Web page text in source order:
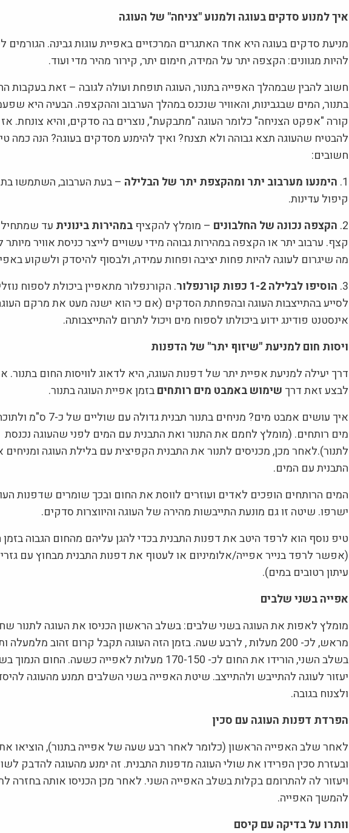
איך למנוע סדקים בעוגה ולמנוע "צניחה" של העוגה
מניעת סדקים בעוגה היא אחד האתגרים המרכזיים באפיית עוגות גבינה. הגורמים
להיות מגוונים: הקצפה יתר על המידה, חימום יתר, קירור מהיר מדי ועוד.
חשוב להבין שבמהלך האפייה בתנור, העוגה תופחת ועולה לגובה – זאת בעקבות
בתנור, המים שבגבינות, והאוויר שנכנס במהלך הערבוב וההקצפה. הבעיה היא
קורה "אפקט הצניחה" כלומר העוגה "מתבקעת", נוצרים בה סדקים, והיא צונחת.
להבטיח שהעוגה תצא גבוהה ולא תצנח? ואיך להימנע מסדקים בעוגה? הנה כמה
חשובים:
1. הימנעו מערבוב יתר ומהקצפת יתר של הבלילה – בעת הערבוב, השתמשו
קיפול עדינות.
2. הקצפה נכונה של החלבונים – מומלץ להקציףבמהירות בינונית עד שמתחיל
קצף. ערבוב יתר או הקצפה במהירות גבוהה מידי עשויים לייצר כניסת אוויר מיותר
מה שיגרום לעוגה להיות פחות יציבה ופחות עמידה, ולבסוף להיסדק ולשקוע
3. הוסיפו לבלילה 1-2 כפות קורנפלור
. הקורנפלור מתאפיין ביכולת לספוח
לסייע בהתייצבות העוגה ובהפחתת הסדקים (אם כי הוא ישנה מעט את מרקם
אינסטנט פודינג ידוע ביכולתו לספוח מים ויכול לתרום להתייצבותה.
ויסות חום למניעת "שיזוף יתר" של הדפנות
דרך יעילה למניעת אפיית יתר של דפנות העוגה, היא לדאוג לוויסות החום
לבצע זאת דרךשימוש באמבט מים רותחיםבזמן אפיית העוגה בתנור.
איך עושים אמבט מים? מניחים בתנור תבנית
מים רותחים. (מומלץ לחמם את התנור ואת התבנית עם המים לפני שהעוגה נכנסת
לתנור).לאחר מכן, מכניסים לתנור את התבנית הקפיצית עם בלילת העוגה
התבנית עם המים.
המים הרותחים הופכים לאדים ועוזרים לווסת את החום ובכך שומרים שדפנות
ישרפו. שיטה זו גם מונעת התייבשות מהירה של העוגה והיווצרות סדקים.
טיפ נוסף הוא לרפד היטב את דפנות התבנית בכדי להגן עליהם מהחום הגבוה בזמן
(אפשר לרפד בנייר אפייה/אלומיניום או לעטוף את דפנות התבנית מבחוץ עם גזרי
עיתון רטובים במים).
אפייה בשני שלבים
מומלץ לאפות את העוגה בשני שלבים: בשלב הראשון הכניסו את העוגה לתנור
מראש, לכ- 200 מעלות , לרבע שעה. בזמן הזה העוגה תקבל קרום זהוב
בשלב השני, הורידו את החום לכ- 170-150 מעלות לאפייה כשעה. החום
יעזור לעוגה להתייבש ולהתייצב. שיטת האפייה בשני השלבים תמנע מהעוגה
ולצנוח בגובה.
הפרדת דפנות העוגה עם סכין
לאחר שלב האפייה הראשון (כלומר לאחר רבע שעה של אפייה בתנור), הוציאו
ובעזרת סכין הפרידו את שולי העוגה מדפנות התבנית. זה ימנע מהעוגה להדבק
ויעזור לה להתרומם בקלות בשלב האפייה השני. לאחר מכן הכניסו אותה בחזרה
להמשך האפייה.
וותרו על בדיקה עם קיסם